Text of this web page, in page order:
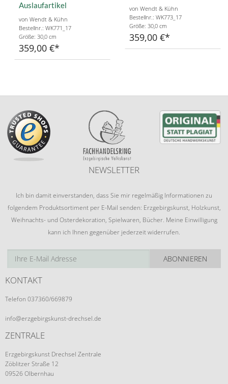
Auslaufartikel
von Wendt & Kühn
Bestellnr.: WK771_17
Größe: 30,0 cm
359,00 €
von Wendt & Kühn
Bestellnr.: WK773_17
Größe: 30,0 cm
359,00 €
NEWSLETTER
Ich bin damit einverstanden, dass Sie mir regelmäßig Informationen zu
folgendem Produktsortiment per E-Mail senden: Erzgebirgskunst, Holzkunst,
Weihnachts- und Osterdekoration, Spielwaren, Bücher. Meine Einwilligung
kann ich Ihnen gegenüber jederzeit widerrufen.
ABONNIEREN
KONTAKT
Telefon 037360/669879
info@erzgebirgskunst-drechsel.de
ZENTRALE
Erzgebirgskunst Drechsel Zentrale
Zöblitzer Straße 12
09526 Olbernhau